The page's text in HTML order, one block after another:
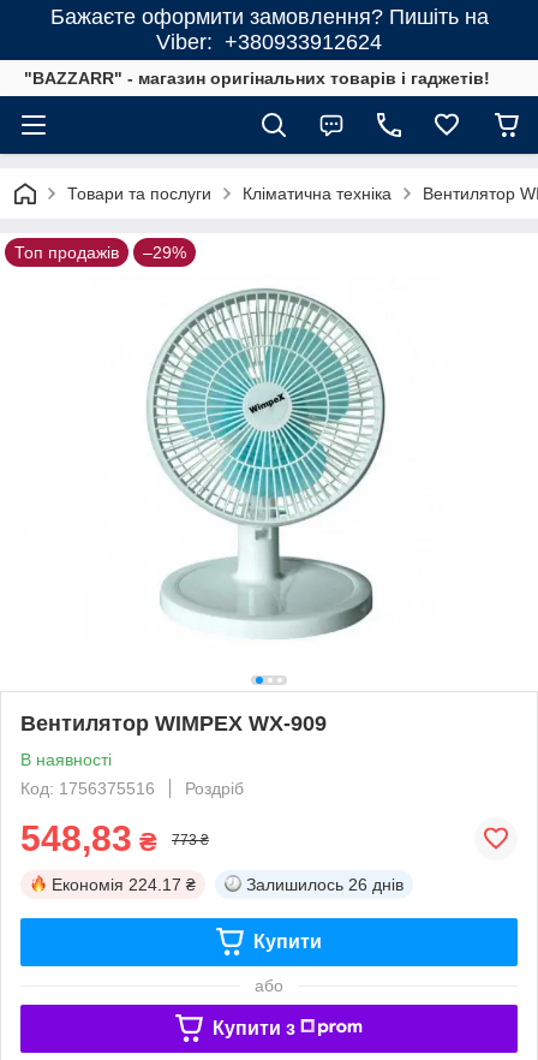
Бажаєте оформити замовлення? Пишіть на
Viber: +380933912624
"BAZZARR" - магазин оригінальних товарів і гаджетів!
Товари та послуги Кліматична техніка Вентилятор
Топ продажів –29%
Вентилятор WIMPEX WX-909
В наявності
Код: 1756375516
Роздріб
548,83 ₴ 773 ₴
Економія 224.17 ₴ Залишилось 26 днів
Купити
або
Купити з